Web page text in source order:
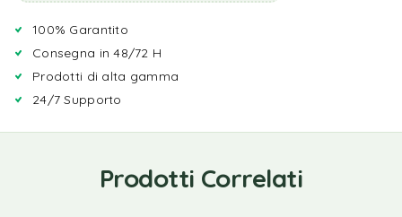
100% Garantito
Consegna in 48/72 H
Prodotti di alta gamma
24/7 Supporto
Prodotti Correlati